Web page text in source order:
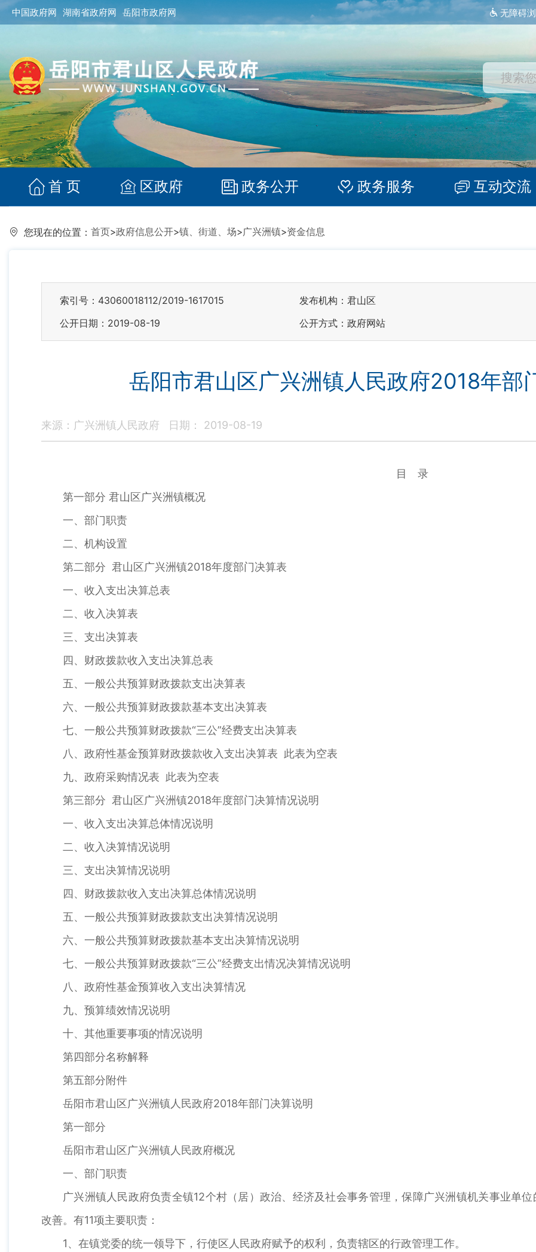
中国政府网 湖南省政府网 岳阳市政府网 无障碍
首 页 区政府 政务公开 政务服务 互动交流
您现在的位置： 首页>政府信息公开>镇、街道、场>广兴洲镇>资金信息
索引号：43060018112/2019-1617015 发布机构：君山区
公开日期：2019-08-19
公开方式：政府网站
岳阳市君山区广兴洲镇人民政府2018年部
来源：广兴洲镇人民政府 日期： 2019-08-19
目 录
第一部分 君山区广兴洲镇概况
一、部门职责
二、机构设置
第二部分 君山区广兴洲镇2018年度部门决算表
一、收入支出决算总表
二、收入决算表
三、支出决算表
四、财政拨款收入支出决算总表
五、一般公共预算财政拨款支出决算表
六、一般公共预算财政拨款基本支出决算表
七、一般公共预算财政拨款“三公”经费支出决算表
八、政府性基金预算财政拨款收入支出决算表 此表为空表
九、政府采购情况表 此表为空表
第三部分 君山区广兴洲镇2018年度部门决算情况说明
一、收入支出决算总体情况说明
二、收入决算情况说明
三、支出决算情况说明
四、财政拨款收入支出决算总体情况说明
五、一般公共预算财政拨款支出决算情况说明
六、一般公共预算财政拨款基本支出决算情况说明
七、一般公共预算财政拨款“三公”经费支出情况决算情况说明
八、政府性基金预算收入支出决算情况
九、预算绩效情况说明
十、其他重要事项的情况说明
第四部分名称解释
第五部分附件
岳阳市君山区广兴洲镇人民政府2018年部门决算说明
第一部分
岳阳市君山区广兴洲镇人民政府概况
一、部门职责
广兴洲镇人民政府负责全镇12个村（居）政治、经济及社会事务管理，保障广兴洲镇机关事业单
改善。有11项主要职责：
1、在镇党委的统一领导下，行使区人民政府赋予的权利，负责辖区的行政管理工作。